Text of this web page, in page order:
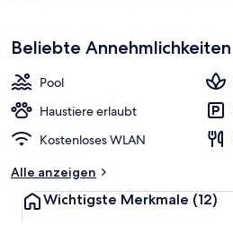
Beliebte Annehmlichkeiten
Pool
Haustiere erlaubt
Kostenloses WLAN
Alle anzeigen
Wichtigste Merkmale (12)